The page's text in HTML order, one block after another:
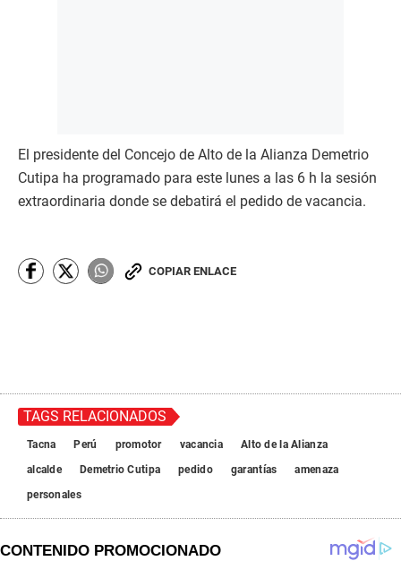
El presidente del Concejo de Alto de la Alianza Demetrio
Cutipa ha programado para este lunes a las 6 h la sesión
extraordinaria donde se debatirá el pedido de vacancia.
COPIAR ENLACE
TAGS RELACIONADOS
Tacna Perú promotor vacancia
Alto de la Alianza
alcalde
Demetrio Cutipa pedido garantías
amenaza
personales